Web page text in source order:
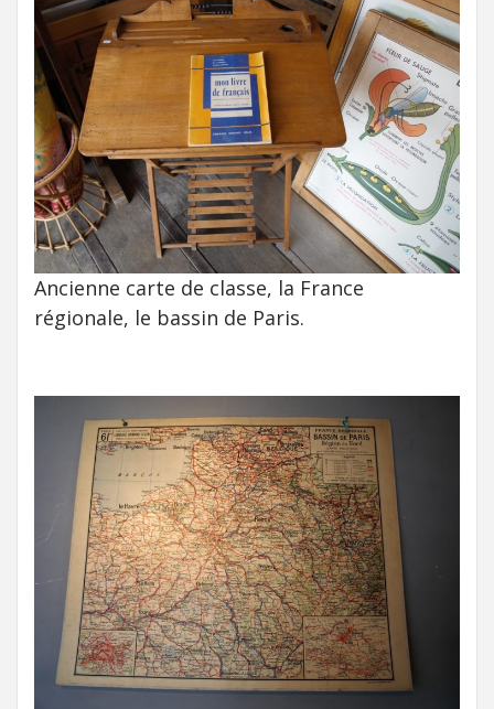
Ancienne carte de classe, la France
régionale, le bassin de Paris.